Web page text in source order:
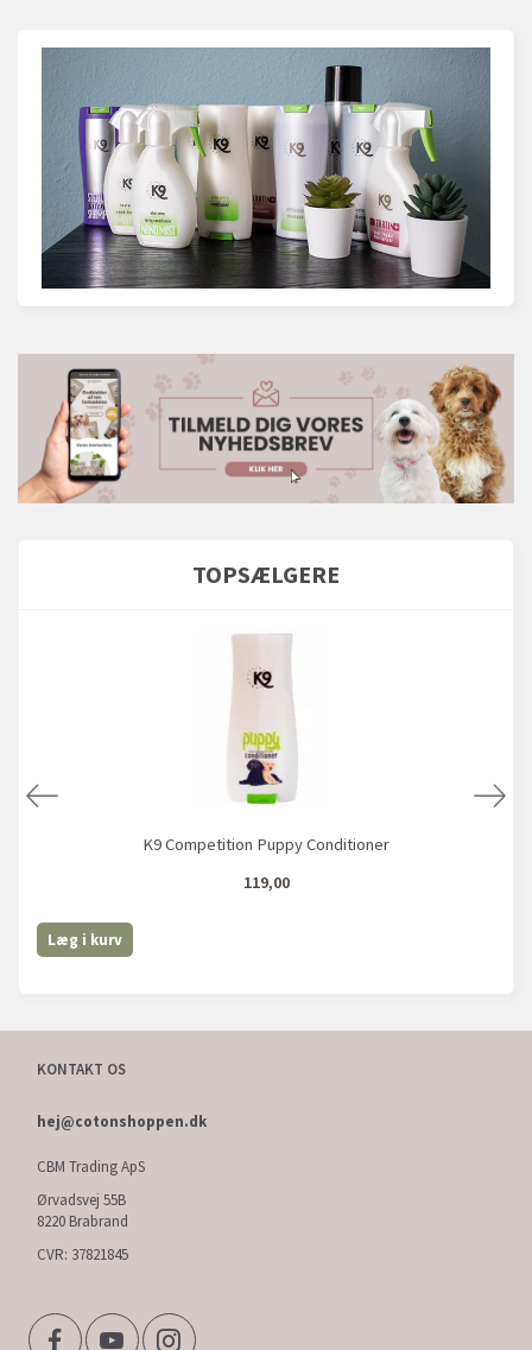
TOPSÆLGERE
K9 Competition Puppy Conditioner
119,00
Læg i kurv
KONTAKT OS
hej@cotonshoppen.dk
CBM Trading ApS
Ørvadsvej 55B
8220 Brabrand
CVR: 37821845